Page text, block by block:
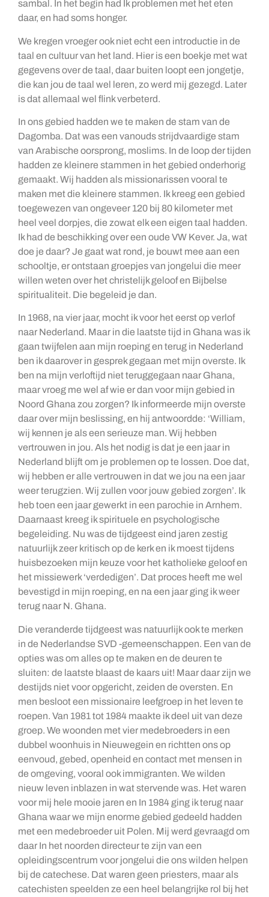
sambal. In het begin had Ik problemen met het eten
daar, en had soms honger.
We kregen vroeger ook niet echt een introductie in de
taal en cultuur van het land. Hier is een boekje met wat
gegevens over de taal, daar buiten loopt een jongetje,
die kan jou de taal wel leren, zo werd mij gezegd. Later
is dat allemaal wel flink verbeterd.
In ons gebied hadden we te maken de stam van de
Dagomba. Dat was een vanouds strijdvaardige stam
van Arabische oorsprong, moslims. In de loop der tijden
hadden ze kleinere stammen in het gebied onderhorig
gemaakt. Wij hadden als missionarissen vooral te
maken met die kleinere stammen. Ik kreeg een gebied
toegewezen van ongeveer 120 bij 80 kilometer met
heel veel dorpjes, die zowat elk een eigen taal hadden.
Ik had de beschikking over een oude VW Kever. Ja, wat
doe je daar? Je gaat wat rond, je bouwt mee aan een
schooltje, er ontstaan groepjes van jongelui die meer
willen weten over het christelijk geloof en Bijbelse
spiritualiteit. Die begeleid je dan.
In 1968, na vier jaar, mocht ik voor het eerst op verlof
naar Nederland. Maar in die laatste tijd in Ghana was ik
gaan twijfelen aan mijn roeping en terug in Nederland
ben ik daarover in gesprek gegaan met mijn overste. Ik
ben na mijn verloftijd niet teruggegaan naar Ghana,
maar vroeg me wel af wie er dan voor mijn gebied in
Noord Ghana zou zorgen? Ik informeerde mijn overste
daar over mijn beslissing, en hij antwoordde: ‘William,
wij kennen je als een serieuze man. Wij hebben
vertrouwen in jou. Als het nodig is dat je een jaar in
Nederland blijft om je problemen op te lossen. Doe dat,
wij hebben er alle vertrouwen in dat we jou na een jaar
weer terugzien. Wij zullen voor jouw gebied zorgen’. Ik
heb toen een jaar gewerkt in een parochie in Arnhem.
Daarnaast kreeg ik spirituele en psychologische
begeleiding. Nu was de tijdgeest eind jaren zestig
natuurlijk zeer kritisch op de kerk en ik moest tijdens
huisbezoeken mijn keuze voor het katholieke geloof en
het missiewerk ‘verdedigen’. Dat proces heeft me wel
bevestigd in mijn roeping, en na een jaar ging ik weer
terug naar N. Ghana.
Die veranderde tijdgeest was natuurlijk ook te merken
in de Nederlandse SVD -gemeenschappen. Een van de
opties was om alles op te maken en de deuren te
sluiten: de laatste blaast de kaars uit! Maar daar zijn we
destijds niet voor opgericht, zeiden de oversten. En
men besloot een missionaire leefgroep in het leven te
roepen. Van 1981 tot 1984 maakte ik deel uit van deze
groep. We woonden met vier medebroeders in een
dubbel woonhuis in Nieuwegein en richtten ons op
eenvoud, gebed, openheid en contact met mensen in
de omgeving, vooral ook immigranten. We wilden
nieuw leven inblazen in wat stervende was. Het waren
voor mij hele mooie jaren en In 1984 ging ik terug naar
Ghana waar we mijn enorme gebied gedeeld hadden
met een medebroeder uit Polen. Mij werd gevraagd om
daar In het noorden directeur te zijn van een
opleidingscentrum voor jongelui die ons wilden helpen
bij de catechese. Dat waren geen priesters, maar als
catechisten speelden ze een heel belangrijke rol bij het